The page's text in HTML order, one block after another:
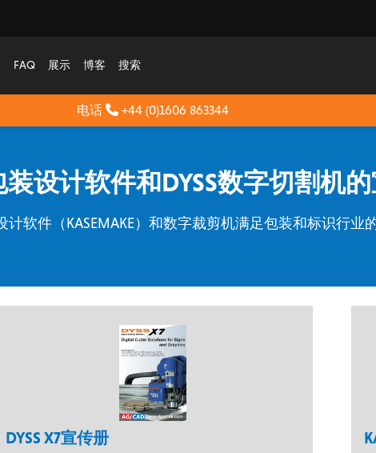
FAQ 展示 博客 搜索
电话 +44 (0)1606 863344
装设计软件和DYSS数字切割机
计软件（KASEMAKE）和数字裁剪机满足包装和标识行业
DYSS X7宣传册